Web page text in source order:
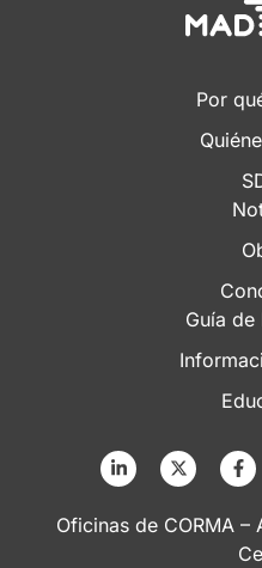
Por
Guía de
Oficinas de CORMA –